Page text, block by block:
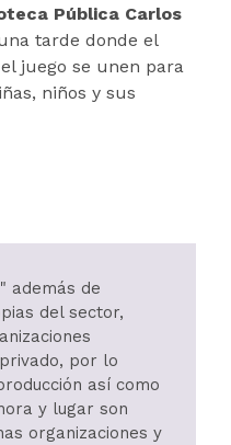
Pública Carlos
tarde donde el
juego se unen para
niños y sus
además de
del sector,
por lo
así como
y lugar son
organizaciones y